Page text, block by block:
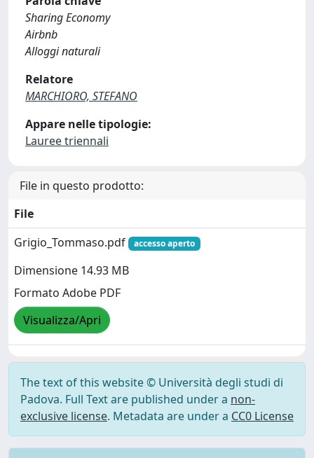
Sharing Economy
Airbnb
Alloggi naturali
Relatore
MARCHIORO, STEFANO
Appare nelle tipologie:
Lauree triennali
File in questo prodotto:
File
Grigio_Tommaso.pdf
accesso aperto
Dimensione 14.93 MB
Formato Adobe PDF
Visualizza/Apri
The text of this website © Università degli studi di
Padova. Full Text are published under a non-
exclusive license. Metadata are under a CC0 License